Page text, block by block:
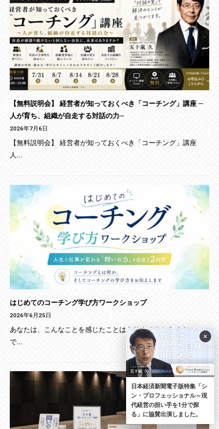
【無料説明会】 経営者が知っておくべき「コーチング」講座 ─
人が育ち、組織が自走する対話の力─
2026年7月6日
【無料説明会】 経営者が知っておくべき「コーチング」講座
人...
はじめてのコーチング学び方ワークショップ
2026年6月25日
あなたは、こんなことを感じたことはありませんか？ もし一つ
で...
×
日本経済新聞電子版特集「シ
ン・プロフェッショナル～現
代経営の担い手を1分で探
る」に協賛出演しました。